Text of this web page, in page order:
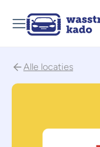
Alle locaties